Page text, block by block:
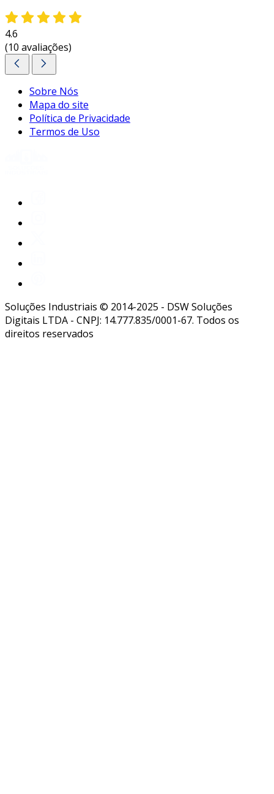
4.6
(10 avaliações)
Sobre Nós
Mapa do site
Política de Privacidade
Termos de Uso
Soluções Industriais © 2014-2025 - DSW Soluções
Digitais LTDA - CNPJ: 14.777.835/0001-67. Todos os
direitos reservados